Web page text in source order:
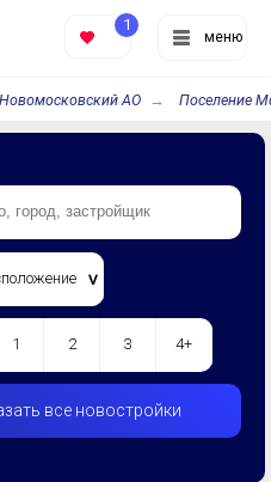
меню
1
Новомосковский АО Поселение
1 2 3 4+
все новостройки